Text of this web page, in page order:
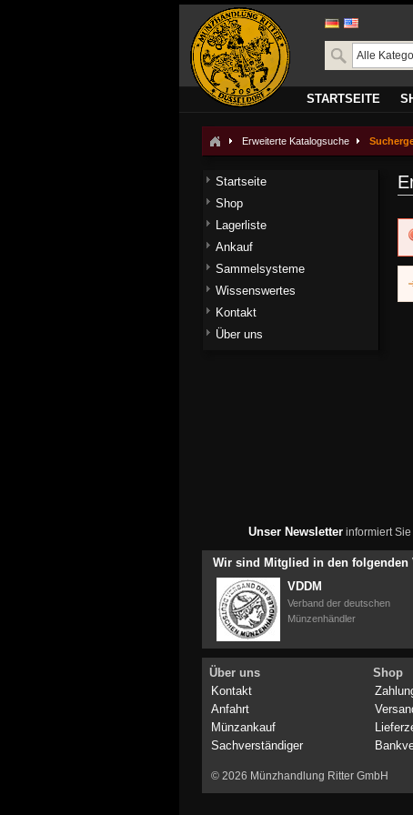
STARTSEITE
Erweiterte Katalogsuche
Startseite
Shop
Lagerliste
Ankauf
Sammelsysteme
Wissenswertes
Kontakt
Über uns
Unser Newsletterinformiert Sie
Wir sind Mitglied in den folgenden
VDDM
Verband der deutschen
Münzenhändler
Über uns
Kontakt
Anfahrt
Münzankauf
Sachverständiger
Shop
© 2026 Münzhandlung Ritter GmbH